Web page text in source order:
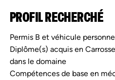
PROFIL RECHERCHÉ
Permis B et véhicule
Diplôme(s) acquis en
dans le domaine
Compétences de base en